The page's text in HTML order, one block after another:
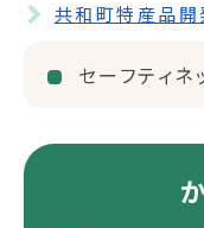
共和町特産品
セーフティ